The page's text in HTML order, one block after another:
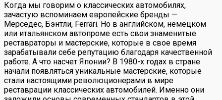
Когда мы говорим о классических автомобилях,
зачастую вспоминаем европейские бренды —
Мерседес, Бэнтли, Ferrari. Но в английском, немецком
или итальянском автопроме есть свои знаменитые
реставраторы и мастерские, которые в свое время
зарабатывали себе репутацию благодаря качественной
работе. А что насчет Японии? В 1980-х годах в стране
начали появляться уникальные мастерские, которые
стали настоящими революционерами в мире
реставрации классических автомобилей. Именно они